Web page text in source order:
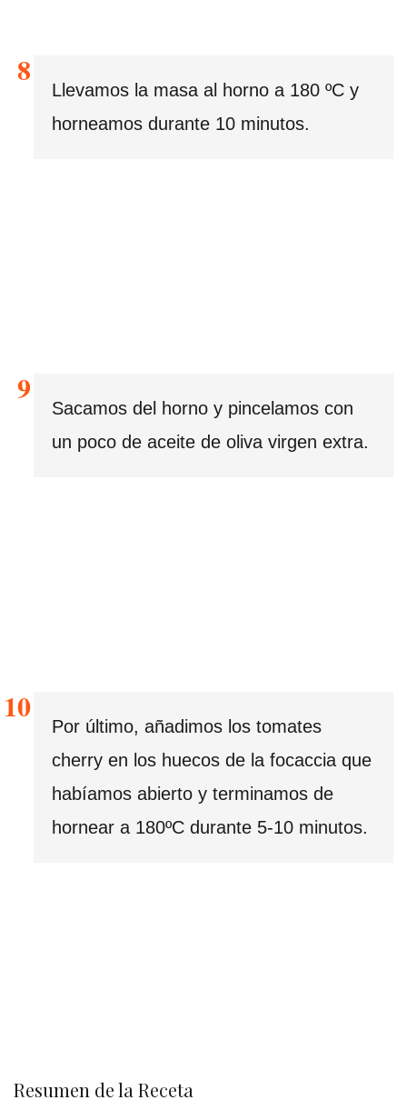
Llevamos la masa al horno a 180 ºC y
horneamos durante 10 minutos.
Sacamos del horno y pincelamos con
un poco de aceite de oliva virgen extra.
Por último, añadimos los tomates
cherry en los huecos de la focaccia que
habíamos abierto y terminamos de
hornear a 180ºC durante 5-10 minutos.
Resumen de la Receta